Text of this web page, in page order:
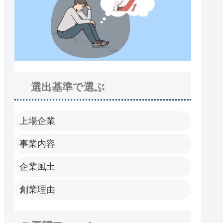
選出基準で選ぶ
上場企業
事業内容
企業風土
創業理由